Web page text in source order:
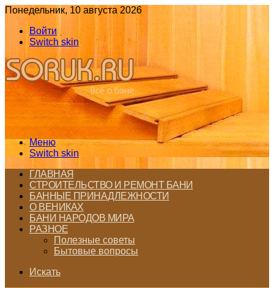
Понедельник, 10 августа 2026
Войти
Switch skin
Меню
Switch skin
ГЛАВНАЯ
СТРОИТЕЛЬСТВО И РЕМОНТ БАНИ
БАННЫЕ ПРИНАДЛЕЖНОСТИ
О ВЕНИКАХ
БАНИ НАРОДОВ МИРА
РАЗНОЕ
Полезные советы
Бытовые вопросы
Искать